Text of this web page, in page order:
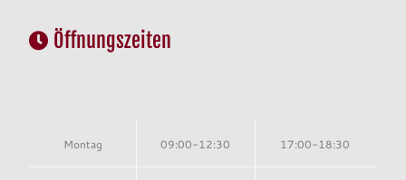
Öffnungszeiten
Montag 09:00-12:30 17:00-18:30